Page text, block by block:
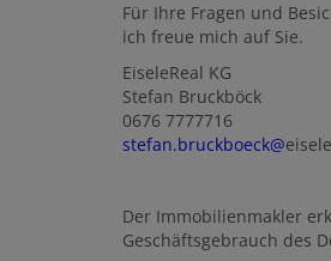
Für Ihre Fragen und
ich freue mich auf Sie.
EiseleReal KG
Stefan Bruckböck
0676 7777716
stefan.bruckboeck@
Der Immobilienmakler
Geschäftsgebrauch des